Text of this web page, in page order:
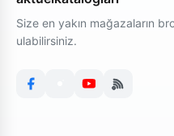
Size en yakın mağazaların
ulabilirsiniz.